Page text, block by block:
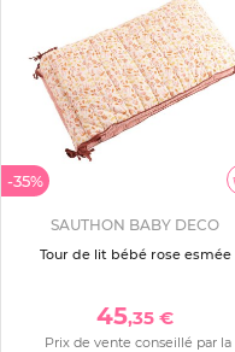
-35%
SAUTHON BABY DECO
Tour de lit bébé rose esmée
45,35 €
Prix de vente conseillé par la